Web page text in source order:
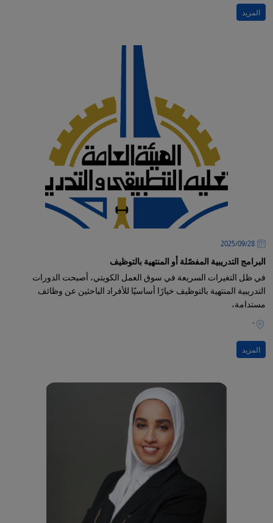
المزيد
28‏/09‏/2025
البرامج التدريبية المفصّلة أو المنتهية بالتوظيف
في ظل التغيرات السريعة في سوق العمل الكويتي، أصبحت الدورات
التدريبية المنتهية بالتوظيف خيارًا أساسيًا للأفراد الباحثين عن وظائف
مستدامة،
-
المزيد